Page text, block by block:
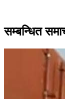
सम्बन्धित